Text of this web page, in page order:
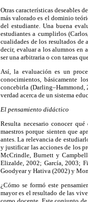
Otras características deseables
más valorado es el dominio
del estudiante. Una buena
estudiantes a cumplirlos
cualidades de los resultados
decir, evaluar a los alumnos en
ser una arbitraria o con tareas
Así, la evaluación es un
conocimientos, básicamente
concebirla (Darling–Hammond,
verdad acerca de un sistema
El pensamiento didáctico
Resulta necesario conocer
maestros porque sienten que
antes. La relevancia de
y justificar las acciones de los
McCrindle, Burnett y
Elizalde, 2002; García, 2003;
Goodyear y Hativa (2002) y
¿Cómo se formó este
mayor es el resultado de las